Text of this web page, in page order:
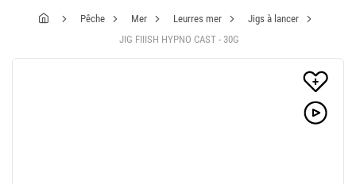
Pêche Mer Leurres mer
Jigs à lancer
JIG FIIISH HYPNO CAST - 30G